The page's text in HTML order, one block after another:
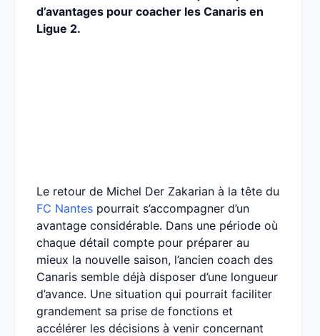
d’avantages pour coacher les Canaris en
Ligue 2.
Le retour de Michel Der Zakarian à la tête du
FC Nantes pourrait s’accompagner d’un
avantage considérable. Dans une période où
chaque détail compte pour préparer au
mieux la nouvelle saison, l’ancien coach des
Canaris semble déjà disposer d’une longueur
d’avance. Une situation qui pourrait faciliter
grandement sa prise de fonctions et
accélérer les décisions à venir concernant